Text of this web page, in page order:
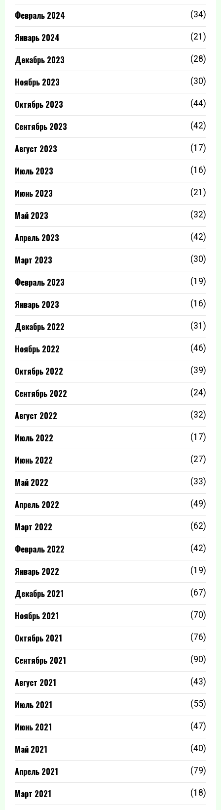
Февраль 2024 (34)
Январь 2024 (21)
Декабрь 2023 (28)
Ноябрь 2023 (30)
Октябрь 2023 (44)
Сентябрь 2023 (42)
Август 2023 (17)
Июль 2023 (16)
Июнь 2023 (21)
Май 2023 (32)
Апрель 2023 (42)
Март 2023 (30)
Февраль 2023 (19)
Январь 2023 (16)
Декабрь 2022 (31)
Ноябрь 2022 (46)
Октябрь 2022 (39)
Сентябрь 2022 (24)
Август 2022 (32)
Июль 2022 (17)
Июнь 2022 (27)
Май 2022 (33)
Апрель 2022 (49)
Март 2022 (62)
Февраль 2022 (42)
Январь 2022 (19)
Декабрь 2021 (67)
Ноябрь 2021 (70)
Октябрь 2021 (76)
Сентябрь 2021 (90)
Август 2021 (43)
Июль 2021 (55)
Июнь 2021 (47)
Май 2021 (40)
Апрель 2021 (79)
Март 2021 (18)